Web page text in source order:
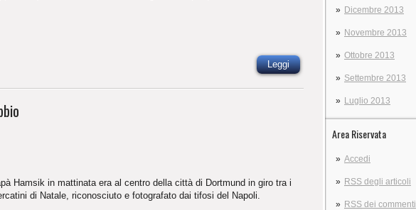
Dicembre 2013
Novembre 2013
Ottobre 2013
Settembre 2013
Luglio 2013
Area Riservata
Accedi
RSS degli articoli
RSS dei commenti
Leggi
Hamsik in mattinata era al centro della città di Dortmund in giro tra i
di Natale, riconosciuto e fotografato dai tifosi del Napoli.